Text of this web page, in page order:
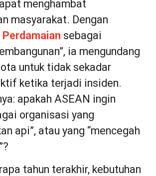
menghambat
masyarakat. Dengan
Perdamaian sebagai
ia mengundang
untuk tidak sekadar
ketika terjadi insiden.
apakah ASEAN ingin
organisasi yang
api”, atau yang “mencegah
tahun terakhir, kebutuhan